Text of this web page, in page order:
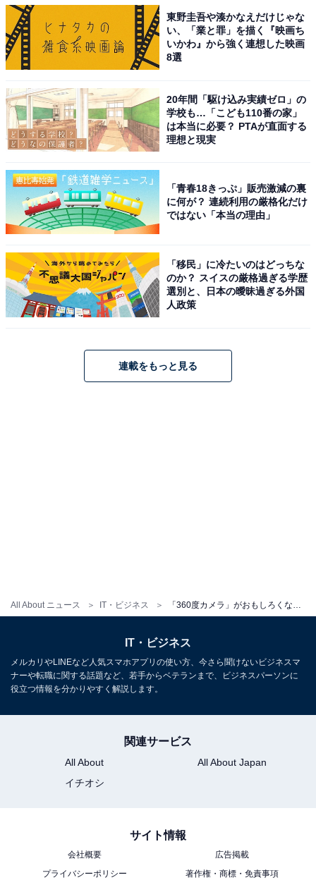
All About ニュース IT・ビジネス
作例①：球体のように画像を表⽰させた画像。好きなように画像を動かせて
みることができる
を見ることができる点だ。専用アプリの画面上で画像を
ラマ写真のように360度被写体を見渡すことができ、さ
らには、作例①の写真のように、レンズを中心に下から
空を見上げるような円球の画像や、反対に、作例②のよ
東野圭吾や湊かなえだけじゃな
い、「業と罪」を描く『映画ち
いかわ』から強く連想した映画
8選
20年間「駆け込み実績ゼロ」の
学校も…「こども110番の家」
は本当に必要？ PTAが直面する
理想と現実
「青春18きっぷ」販売激減の裏
に何が？ 連続利用の厳格化だけ
ではない「本当の理由」
「移民」に冷たいのはどっちな
のか？ スイスの厳格過ぎる学歴
選別と、日本の曖昧過ぎる外国
人政策
連載をもっと見る
IT・ビジネス
メルカリやLINEなど人気スマホアプリの使い方、今さら聞けないビジネスマ
ナーや転職に関する話題など、若手からベテランまで、ビジネスパーソンに
役立つ情報を分かりやすく解説します。
関連サービス
All About
All About Japan
イチオシ
サイト情報
会社概要
広告掲載
プライバシーポリシー
著作権・商標・免責事項